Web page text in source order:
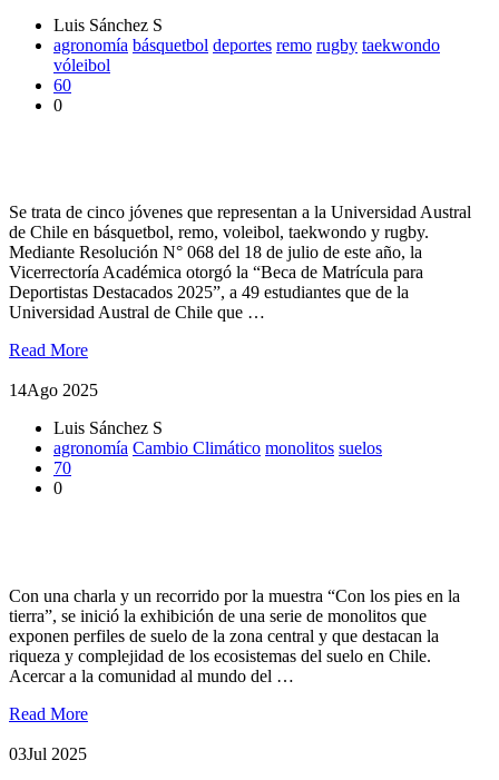
Luis Sánchez S
agronomía básquetbol deportes remo rugby taekwondo
vóleibol
60
0
Se trata de cinco jóvenes que representan a la Universidad Austral
de Chile en básquetbol, remo, voleibol, taekwondo y rugby.
Mediante Resolución N° 068 del 18 de julio de este año, la
Vicerrectoría Académica otorgó la “Beca de Matrícula para
Deportistas Destacados 2025”, a 49 estudiantes que de la
Universidad Austral de Chile que …
Read More
14Ago 2025
Luis Sánchez S
agronomía Cambio Climático monolitos suelos
70
0
Con una charla y un recorrido por la muestra “Con los pies en la
tierra”, se inició la exhibición de una serie de monolitos que
exponen perfiles de suelo de la zona central y que destacan la
riqueza y complejidad de los ecosistemas del suelo en Chile.
Acercar a la comunidad al mundo del …
Read More
03Jul 2025